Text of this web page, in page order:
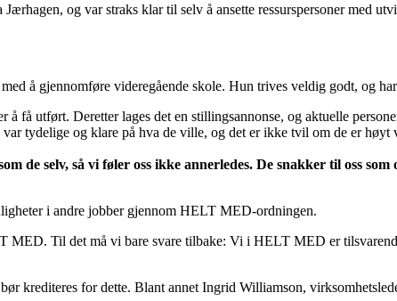
og var straks klar til selv å ansette ressurspersoner med
å gjennomføre videregående skole. Hun trives veldig godt, og
få utført. Deretter lages det en stillingsannonse, og aktuelle
tydelige og klare på hva de ville, og det er ikke tvil om de er høyt
de selv, så vi føler oss ikke annerledes. De snakker til oss
i andre jobber gjennom HELT MED-ordningen.
Til det må vi bare svare tilbake: Vi i HELT MED er
krediteres for dette. Blant annet Ingrid Williamson,